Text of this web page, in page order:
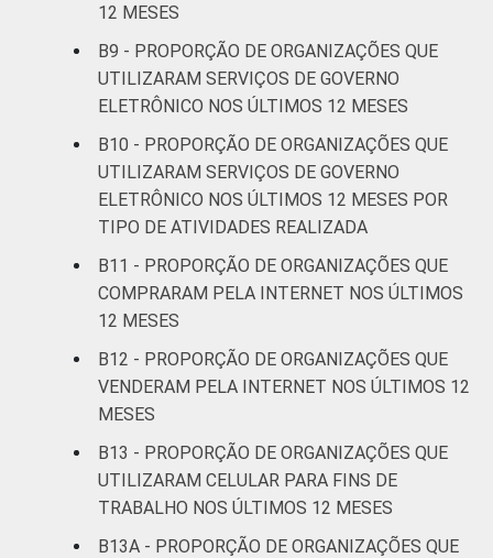
12 MESES
B9 - PROPORÇÃO DE ORGANIZAÇÕES QUE
UTILIZARAM SERVIÇOS DE GOVERNO
ELETRÔNICO NOS ÚLTIMOS 12 MESES
B10 - PROPORÇÃO DE ORGANIZAÇÕES QUE
UTILIZARAM SERVIÇOS DE GOVERNO
ELETRÔNICO NOS ÚLTIMOS 12 MESES POR
TIPO DE ATIVIDADES REALIZADA
B11 - PROPORÇÃO DE ORGANIZAÇÕES QUE
COMPRARAM PELA INTERNET NOS ÚLTIMOS
12 MESES
B12 - PROPORÇÃO DE ORGANIZAÇÕES QUE
VENDERAM PELA INTERNET NOS ÚLTIMOS 12
MESES
B13 - PROPORÇÃO DE ORGANIZAÇÕES QUE
UTILIZARAM CELULAR PARA FINS DE
TRABALHO NOS ÚLTIMOS 12 MESES
B13A - PROPORÇÃO DE ORGANIZAÇÕES QUE